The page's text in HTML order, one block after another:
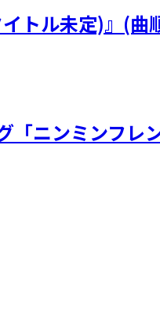
ル未定)』(曲
ニンミンフレ